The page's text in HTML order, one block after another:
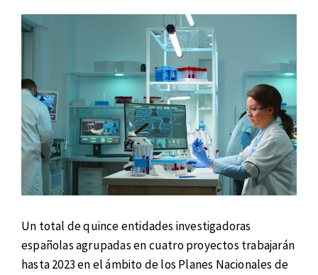
Un total de quince entidades investigadoras
españolas agrupadas en cuatro proyectos trabajarán
hasta 2023 en el ámbito de los Planes Nacionales de